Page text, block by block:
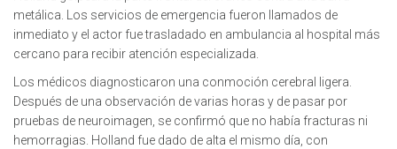
metálica. Los servicios de emergencia fueron llamados de
inmediato y el actor fue trasladado en ambulancia al hospital más
cercano para recibir atención especializada.
Los médicos diagnosticaron una conmoción cerebral ligera.
Después de una observación de varias horas y de pasar por
pruebas de neuroimagen, se confirmó que no había fracturas ni
hemorragias. Holland fue dado de alta el mismo día, con